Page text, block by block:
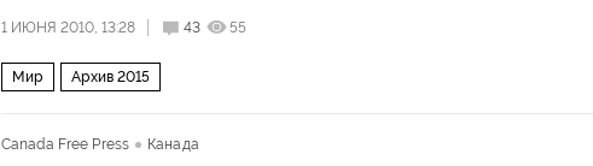
1 ИЮНЯ 2010, 13:28 43 55
Мир Архив 2015
Canada Free Press Канада